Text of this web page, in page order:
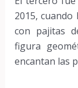
2015, cuando
con pajitas
figura
encantan las